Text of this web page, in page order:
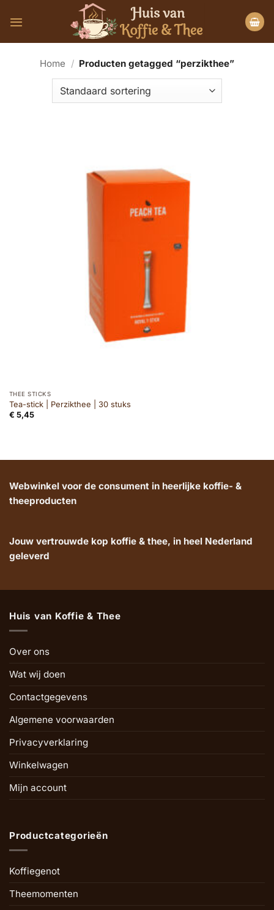
naar
Home / Producten getagged “perzikthee”
THEE STICKS
Tea-stick | Perzikthee | 30 stuks
€ 5,45
Webwinkel voor de consument in heerlijke koffie- &
theeproducten
Jouw vertrouwde kop koffie & thee, in heel Nederland
geleverd
Huis van Koffie & Thee
Over ons
Wat wij doen
Contactgegevens
Algemene voorwaarden
Privacyverklaring
Winkelwagen
Mijn account
Productcategorieën
Koffiegenot
Theemomenten